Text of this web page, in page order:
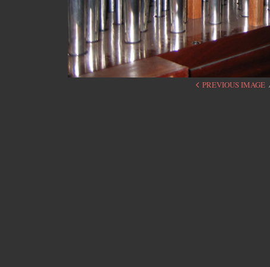
PREVIOUS IMAGE